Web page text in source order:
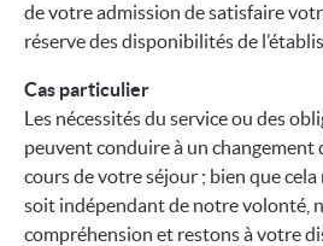
de votre admission de satisfaire
réserve des disponibilités de
Cas particulier
Les nécessités du service ou des
peuvent conduire à un changement
cours de votre séjour ; bien que
soit indépendant de notre volonté,
compréhension et restons à votre